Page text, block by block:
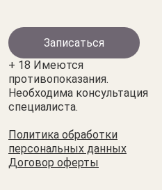
Записаться
+ 18 Имеются
противопоказания.
Необходима консультация
специалиста.
Политика обработки
персональных данных
Договор оферты